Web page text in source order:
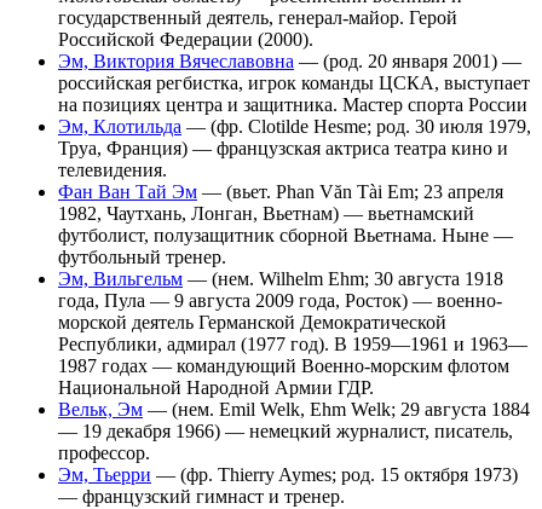
государственный деятель, генерал-майор. Герой
Российской Федерации (2000).
Эм, Виктория Вячеславовна — (род. 20 января 2001) —
российская регбистка, игрок команды ЦСКА, выступает
на позициях центра и защитника. Мастер спорта России
Эм, Клотильда — (фр. Clotilde Hesme; род. 30 июля 1979,
Труа, Франция) — французская актриса театра кино и
телевидения.
Фан Ван Тай Эм — (вьет. Phan Văn Tài Em; 23 апреля
1982, Чаутхань, Лонган, Вьетнам) — вьетнамский
футболист, полузащитник сборной Вьетнама. Ныне —
футбольный тренер.
Эм, Вильгельм — (нем. Wilhelm Ehm; 30 августа 1918
года, Пула — 9 августа 2009 года, Росток) — военно-
морской деятель Германской Демократической
Республики, адмирал (1977 год). В 1959—1961 и 1963—
1987 годах — командующий Военно-морским флотом
Национальной Народной Армии ГДР.
Вельк, Эм — (нем. Emil Welk, Ehm Welk; 29 августа 1884
— 19 декабря 1966) — немецкий журналист, писатель,
профессор.
Эм, Тьерри — (фр. Thierry Aymes; род. 15 октября 1973)
— французский гимнаст и тренер.